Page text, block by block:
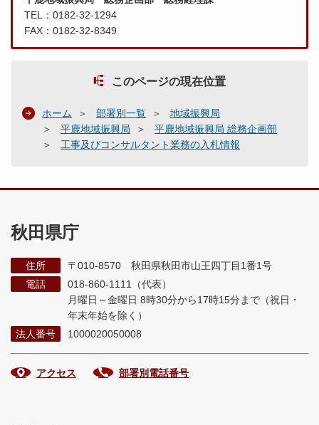
TEL：0182-32-1294
FAX：0182-32-8349
このページの現在位置
ホーム 部署別一覧
地域振興局
平鹿地域振興局
平鹿地域振興局 総務企画部
工事及びコンサルタント業務の入札情報
秋田県庁
住所
〒010-8570 秋田県秋田市山王四丁目1番1号
電話
018-860-1111（代表）
月曜日～金曜日 8時30分から17時15分まで （祝日・
年末年始を除く）
法人番号
1000020050008
アクセス 部署別電話番号